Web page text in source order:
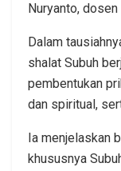
Nuryanto,
Dalam
shalat Subuh
pembentukan
dan spiritual,
Ia menjelaskan
khususnya